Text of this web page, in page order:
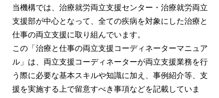
当機構では、治療就労両立支援センター・治療就労両立
支援部が中心となって、全ての疾病を対象にした治療と
仕事の両立支援に取り組んでいます。
この「治療と仕事の両立支援コーディネーターマニュア
ル」は、両立支援コーディネーターが両立支援業務を行
う際に必要な基本スキルや知識に加え、事例紹介等、支
援を実施する上で留意すべき事項などを記載していま